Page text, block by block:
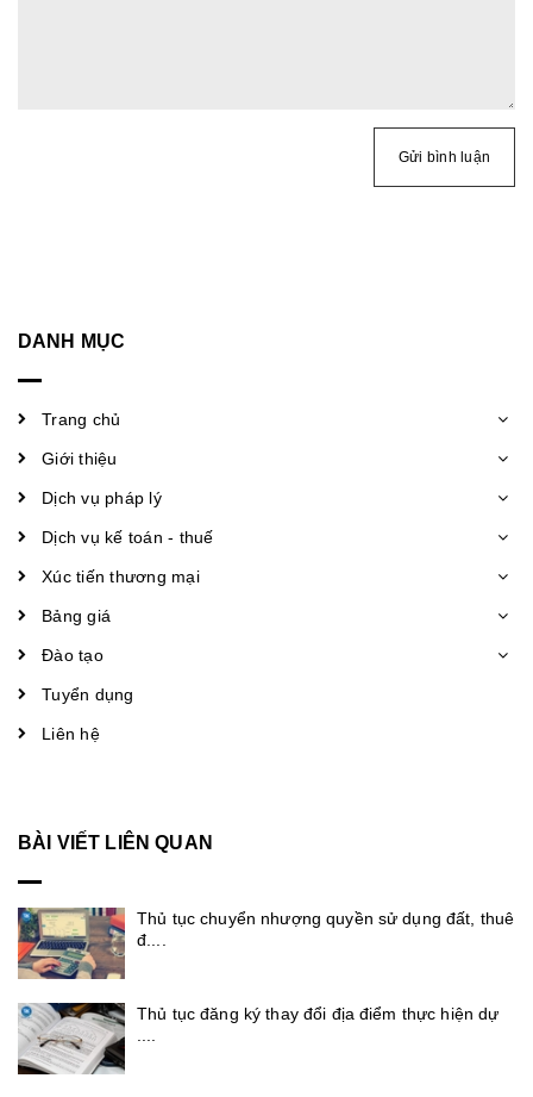
Gửi bình luận
DANH MỤC
Trang chủ
Giới thiệu
Dịch vụ pháp lý
Dịch vụ kế toán - thuế
Xúc tiến thương mại
Bảng giá
Đào tạo
Tuyển dụng
Liên hệ
BÀI VIẾT LIÊN QUAN
Thủ tục chuyển nhượng quyền sử dụng đất, thuê
đ....
Thủ tục đăng ký thay đổi địa điểm thực hiện dự